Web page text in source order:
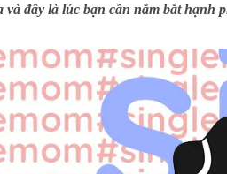
và đây là lúc bạn cần nắm bắt